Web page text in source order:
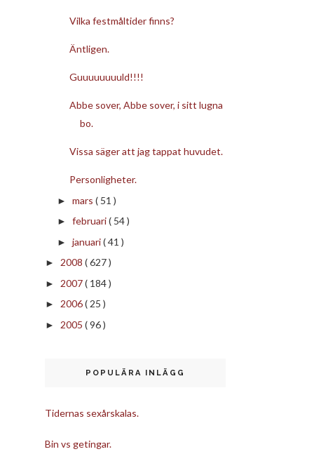
Vilka festmåltider finns?
Äntligen.
Guuuuuuuuld!!!!
Abbe sover, Abbe sover, i sitt lugna
bo.
Vissa säger att jag tappat huvudet.
Personligheter.
► mars ( 51 )
► februari( 54 )
► januari( 41 )
► 2008 ( 627 )
► 2007( 184 )
► 2006( 25 )
► 2005 ( 96 )
POPULÄRA INLÄGG
Tidernas sexårskalas.
Bin vs getingar.